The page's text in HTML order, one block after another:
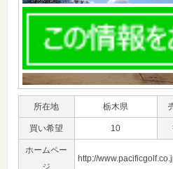
所在地 栃木県
買い希望 10
ホームペー
ジ
http://